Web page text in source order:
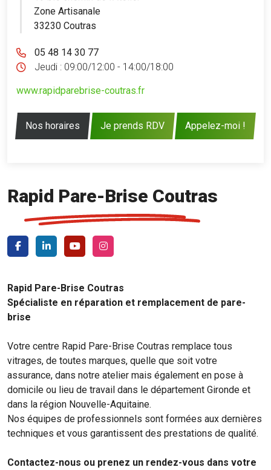
Zone Artisanale
33230 Coutras
05 48 14 30 77
Jeudi : 09:00/12:00 - 14:00/18:00
www.rapidparebrise-coutras.fr
Nos horaires Je prends RDV Appelez-moi !
Rapid Pare-Brise Coutras
Rapid Pare-Brise Coutras
Spécialiste en réparation et remplacement de pare-
brise
Votre centre Rapid Pare-Brise Coutras remplace tous
vitrages, de toutes marques, quelle que soit votre
assurance, dans notre atelier mais également en pose à
domicile ou lieu de travail dans le département Gironde et
dans la région Nouvelle-Aquitaine.
Nos équipes de professionnels sont formées aux dernières
techniques et vous garantissent des prestations de qualité.
Contactez-nous ou prenez un rendez-vous dans votre